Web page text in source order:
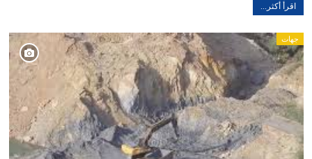
اقرأ أكثر...
جهات